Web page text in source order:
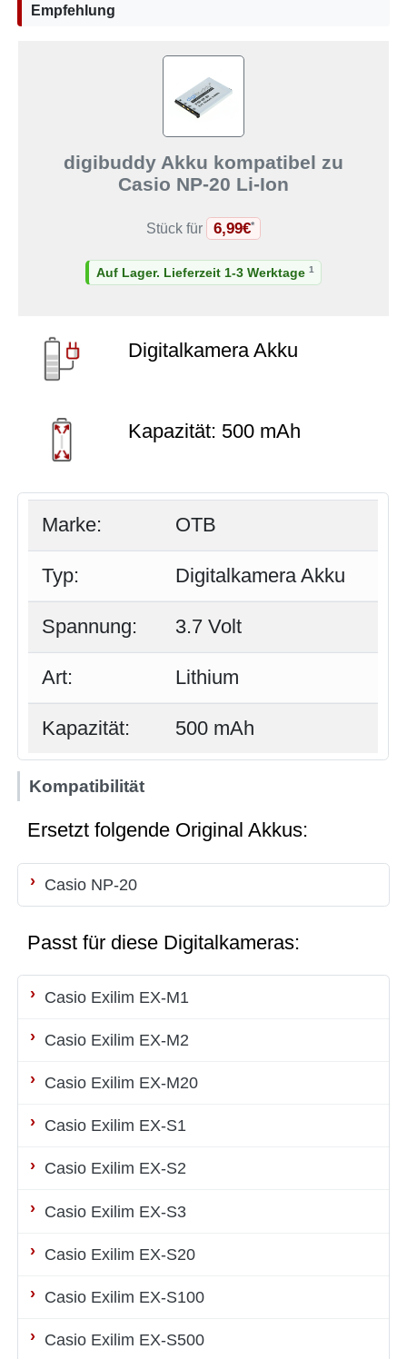
Empfehlung
digibuddy Akku kompatibel zu
Casio NP-20 Li-Ion
Stück für 6,99€*
Auf Lager. Lieferzeit 1-3 Werktage 1
Digitalkamera Akku
Kapazität: 500 mAh
Marke: OTB
Typ: Digitalkamera Akku
Spannung: 3.7 Volt
Art: Lithium
Kapazität: 500 mAh
Kompatibilität
Ersetzt folgende Original Akkus:
Casio NP-20
Passt für diese Digitalkameras:
Casio Exilim EX-M1
Casio Exilim EX-M2
Casio Exilim EX-M20
Casio Exilim EX-S1
Casio Exilim EX-S2
Casio Exilim EX-S3
Casio Exilim EX-S20
Casio Exilim EX-S100
Casio Exilim EX-S500